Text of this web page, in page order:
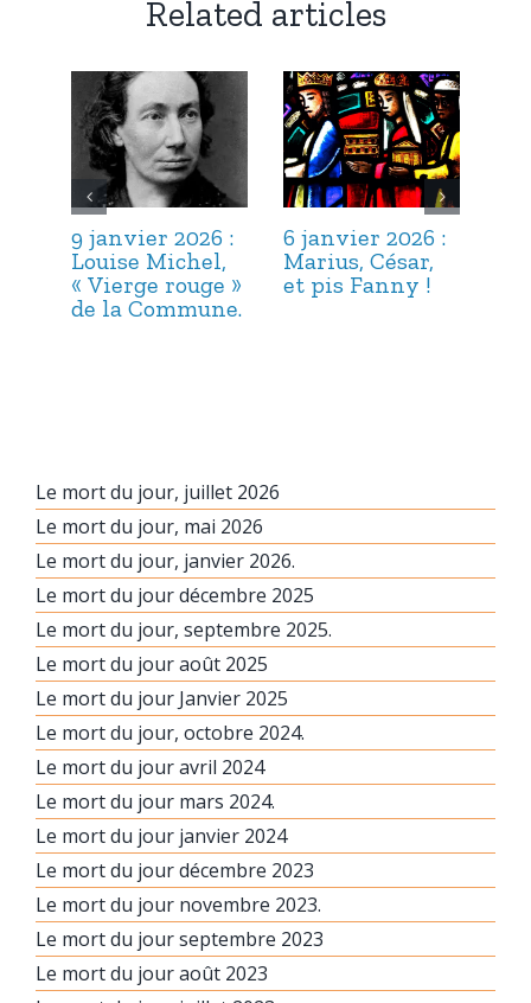
Related articles
9 janvier 2026 :
Louise Michel,
« Vierge rouge »
de la Commune.
6 janvier 2026 :
Marius, César,
et pis Fanny !
Le mort du jour, juillet 2026
Le mort du jour, mai 2026
Le mort du jour, janvier 2026.
Le mort du jour décembre 2025
Le mort du jour, septembre 2025.
Le mort du jour août 2025
Le mort du jour Janvier 2025
Le mort du jour, octobre 2024.
Le mort du jour avril 2024
Le mort du jour mars 2024.
Le mort du jour janvier 2024
Le mort du jour décembre 2023
Le mort du jour novembre 2023.
Le mort du jour septembre 2023
Le mort du jour août 2023